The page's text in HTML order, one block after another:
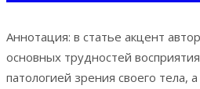
Аннотация: в статье акцент
основных трудностей
патологией зрения своего тела, а